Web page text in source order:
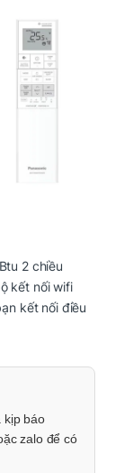
2 chiều
kết nối wifi
kết nối điều
kịp báo
zalo để có